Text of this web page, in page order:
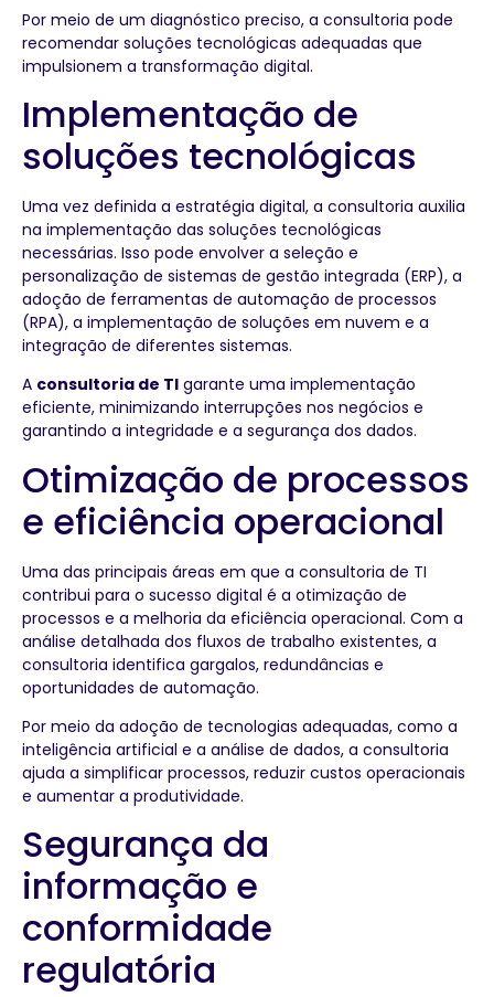
Por meio de um diagnóstico preciso, a consultoria pode
recomendar soluções tecnológicas adequadas que
impulsionem a transformação digital.
Implementação de
soluções tecnológicas
Uma vez definida a estratégia digital, a consultoria auxilia
na implementação das soluções tecnológicas
necessárias. Isso pode envolver a seleção e
personalização de sistemas de gestão integrada (ERP), a
adoção de ferramentas de automação de processos
(RPA), a implementação de soluções em nuvem e a
integração de diferentes sistemas.
A consultoria de TI garante uma implementação
eficiente, minimizando interrupções nos negócios e
garantindo a integridade e a segurança dos dados.
Otimização de processos
e eficiência operacional
Uma das principais áreas em que a consultoria de TI
contribui para o sucesso digital é a otimização de
processos e a melhoria da eficiência operacional. Com a
análise detalhada dos fluxos de trabalho existentes, a
consultoria identifica gargalos, redundâncias e
oportunidades de automação.
Por meio da adoção de tecnologias adequadas, como a
inteligência artificial e a análise de dados, a consultoria
ajuda a simplificar processos, reduzir custos operacionais
e aumentar a produtividade.
Segurança da
informação e
conformidade
regulatória